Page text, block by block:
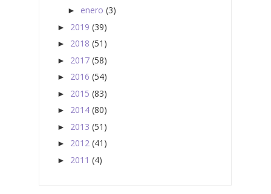
► enero (3)
► 2019 (39)
► 2018 (51)
► 2017 (58)
► 2016 (54)
► 2015 (83)
► 2014 (80)
► 2013 (51)
► 2012 (41)
► 2011 (4)